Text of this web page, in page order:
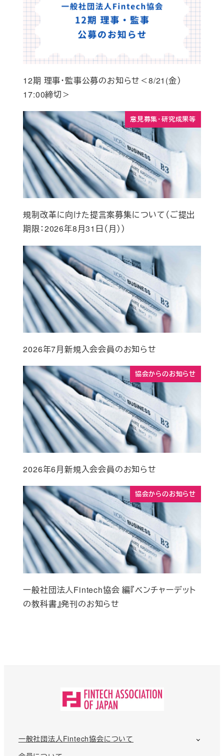
12期 理事・監事公募のお知らせ＜8/21(金）
17:00締切＞
意見募集・研究成果等
規制改革に向けた提言案募集について（ご提出
期限：2026年8月31日（月））
2026年7月新規入会会員のお知らせ
協会からのお知らせ
2026年6月新規入会会員のお知らせ
協会からのお知らせ
一般社団法人Fintech協会 編『ベンチャーデット
の教科書』発刊のお知らせ
一般社団法人Fintech協会について